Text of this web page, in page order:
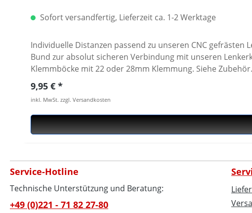
Sofort versandfertig, Lieferzeit ca. 1-2 Werktage
Individuelle Distanzen passend zu unseren CNC
Bund zur absolut sicheren Verbindung mit unseren Lenkerklemmen
Klemmböcke mit 22 oder 28mm Klemmung. Siehe Zubehör.
Regulärer Preis:
9,95 €
inkl. MwSt. zzgl. Versandkosten
Service-Hotline
Technische Unterstützung und Beratung:
+49 (0)221 - 71 82 27-80